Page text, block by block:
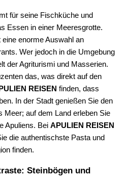
für seine Fischküche und
Essen in einer Meeresgrotte.
enorme Auswahl an
Wer jedoch in die Umgebung
der Agriturismi und Masserien.
das, was direkt auf den
REISEN finden, dass
In der Stadt genießen Sie den
Meer; auf dem Land erleben Sie
Apuliens. BeiAPULIEN REISEN
die authentischste Pasta und
finden.
Steinbögen und